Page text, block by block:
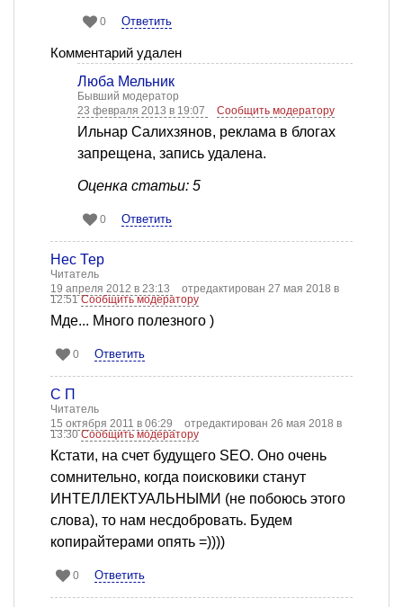
0 Ответить
Комментарий удален
Люба Мельник
Бывший модератор
23 февраля 2013 в 19:07
Сообщить модератору
Ильнар Салихзянов, реклама в блогах
запрещена, запись удалена.
Оценка статьи: 5
0 Ответить
Нес Тер
Читатель
19 апреля 2012 в 23:13
отредактирован 27 мая 2018 в
12:51Сообщить модератору
Мде... Много полезного )
0 Ответить
С П
Читатель
15 октября 2011 в 06:29
отредактирован 26 мая 2018 в
13:30Сообщить модератору
Кстати, на счет будущего SEO. Оно очень
сомнительно, когда поисковики станут
ИНТЕЛЛЕКТУАЛЬНЫМИ (не побоюсь этого
слова), то нам несдобровать. Будем
копирайтерами опять =))))
0 Ответить